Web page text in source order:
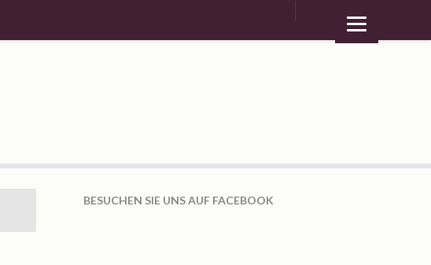
BESUCHEN SIE UNS AUF FACEBOOK